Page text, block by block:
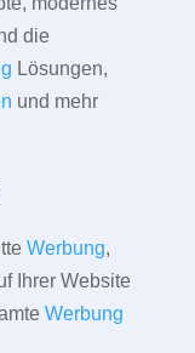
die
Lösungen,
und mehr
Werbung,
Ihrer Website
Werbung